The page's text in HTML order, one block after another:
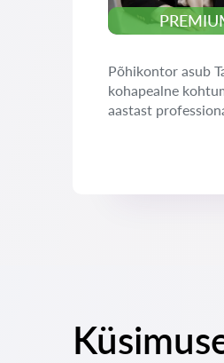
Põhikontor asub
kohapealne
aastast